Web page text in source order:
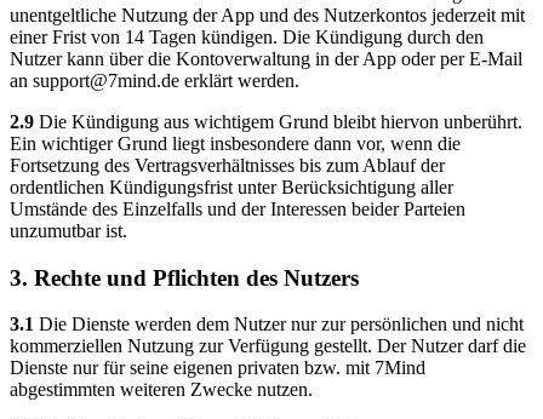
unentgeltliche Nutzung der App und des Nutzerkontos jederzeit mit
einer Frist von 14 Tagen kündigen. Die Kündigung durch den
Nutzer kann über die Kontoverwaltung in der App oder per E-Mail
an support@7mind.de erklärt werden.
2.9 Die Kündigung aus wichtigem Grund bleibt hiervon unberührt.
Ein wichtiger Grund liegt insbesondere dann vor, wenn die
Fortsetzung des Vertragsverhältnisses bis zum Ablauf der
ordentlichen Kündigungsfrist unter Berücksichtigung aller
Umstände des Einzelfalls und der Interessen beider Parteien
unzumutbar ist.
3. Rechte und Pflichten des Nutzers
3.1 Die Dienste werden dem Nutzer nur zur persönlichen und nicht
kommerziellen Nutzung zur Verfügung gestellt. Der Nutzer darf die
Dienste nur für seine eigenen privaten bzw. mit 7Mind
abgestimmten weiteren Zwecke nutzen.